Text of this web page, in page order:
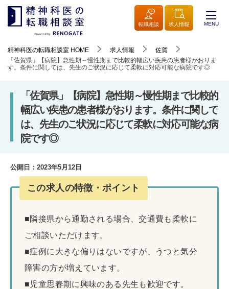
転職相談 求人情報 MENU
精神科医の転職相談室 HOME 求人情報
佐賀
「佐賀県」【病院】急性期～慢性期まで比較的幅広い疾患の患者様がおりま
す。条件に関しては、先生のご状況に応じて柔軟に対応可能な病院です◎
「佐賀県」【病院】急性期～慢性期まで比較的
幅広い疾患の患者様がおります。条件に関して
は、先生のご状況に応じて柔軟に対応可能な病
院です◎
公開日： 2023年5月12日
この求人の特徴・ポイント
■隣接県から通勤される場合、交通費も柔軟に
ご相談いただけます。
■症例に大きな偏りはないですが、うつと気分
障害の方が増えています。
■児童思春期に興味のある先生も歓迎です。